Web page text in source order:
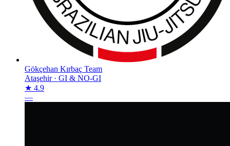
Gökçehan Kırbaç Team
Ataşehir· GI & NO-GI
★ 4.9
—